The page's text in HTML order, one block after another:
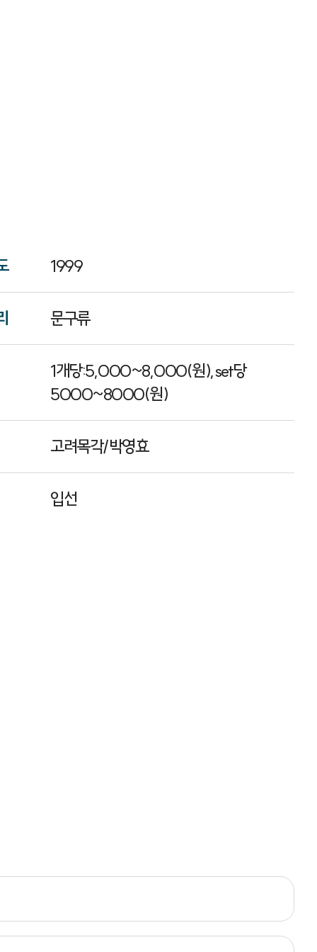
1999
문구류
1개당:5,000~8,000(원),set당
5000~8000(원)
고려목각/박영효
입선